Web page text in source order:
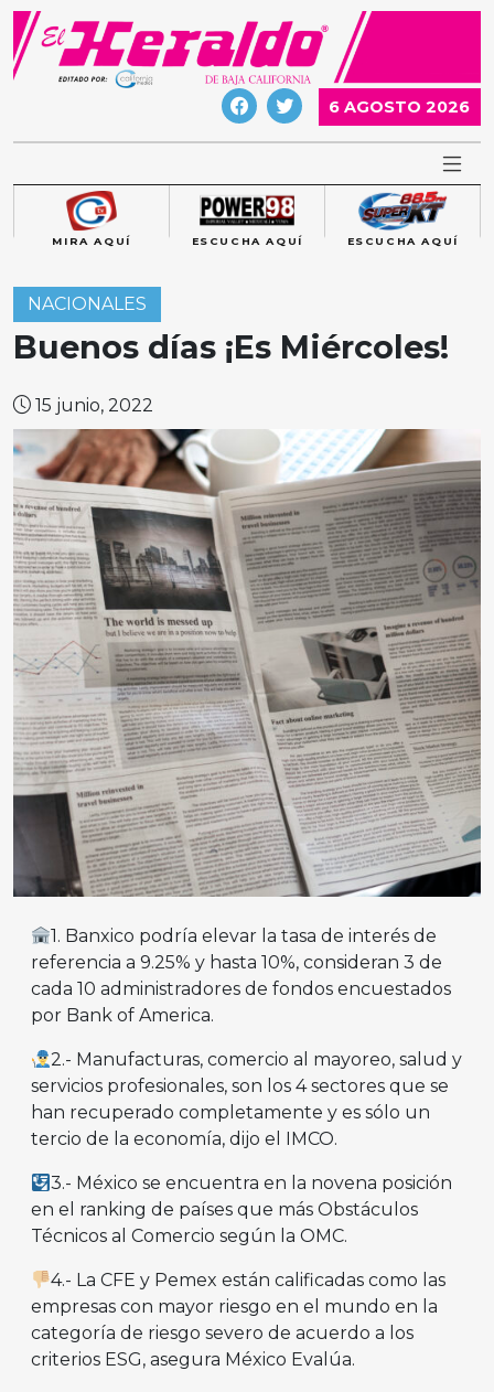
Skip
content
6 AGOSTO 2026
MIRA AQUÍ ESCUCHA AQUÍ ESCUCHA AQUÍ
NACIONALES
Buenos días ¡Es Miércoles!
15 junio, 2022
1. Banxico podría elevar la tasa de interés de
referencia a 9.25% y hasta 10%, consideran 3 de
cada 10 administradores de fondos encuestados
por Bank of America.
2.- Manufacturas, comercio al mayoreo, salud y
servicios profesionales, son los 4 sectores que se
han recuperado completamente y es sólo un
tercio de la economía, dijo el IMCO.
3.- México se encuentra en la novena posición
en el ranking de países que más Obstáculos
Técnicos al Comercio según la OMC.
4.- La CFE y Pemex están calificadas como las
empresas con mayor riesgo en el mundo en la
categoría de riesgo severo de acuerdo a los
criterios ESG, asegura México Evalúa.